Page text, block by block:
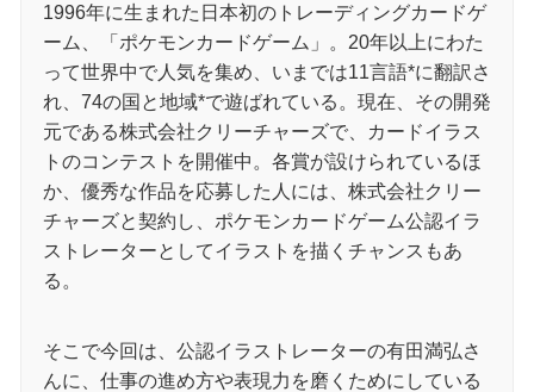
1996年に生まれた日本初のトレーディングカードゲ
ーム、「ポケモンカードゲーム」。20年以上にわた
って世界中で人気を集め、いまでは11言語*に翻訳さ
れ、74の国と地域*で遊ばれている。現在、その開発
元である株式会社クリーチャーズで、カードイラス
トのコンテストを開催中。各賞が設けられているほ
か、優秀な作品を応募した人には、株式会社クリー
チャーズと契約し、ポケモンカードゲーム公認イラ
ストレーターとしてイラストを描くチャンスもあ
る。
そこで今回は、公認イラストレーターの有田満弘さ
んに、仕事の進め方や表現力を磨くためにしている